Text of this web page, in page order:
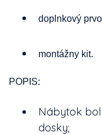
doplnkový
montážny kit.
POPIS:
Nábytok
dosky;